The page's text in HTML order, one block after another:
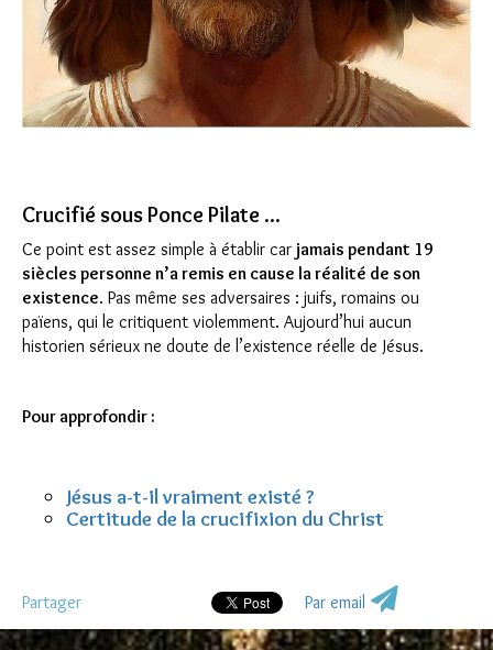
Crucifié sous Ponce Pilate ...
Ce point est assez simple à établir car jamais pendant 19
siècles personne n’a remis en cause la réalité de son
existence. Pas même ses adversaires : juifs, romains ou
païens, qui le critiquent violemment. Aujourd’hui aucun
historien sérieux ne doute de l’existence réelle de Jésus.
Pour approfondir :
Jésus a-t-il vraiment existé ?
Certitude de la crucifixion du Christ
Partager Par email